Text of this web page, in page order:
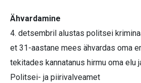
Ähvardamine
4. detsembril alustas politsei
et 31-aastane mees ähvardas oma
tekitades kannatanus hirmu oma elu
Politsei- ja piirivalveamet